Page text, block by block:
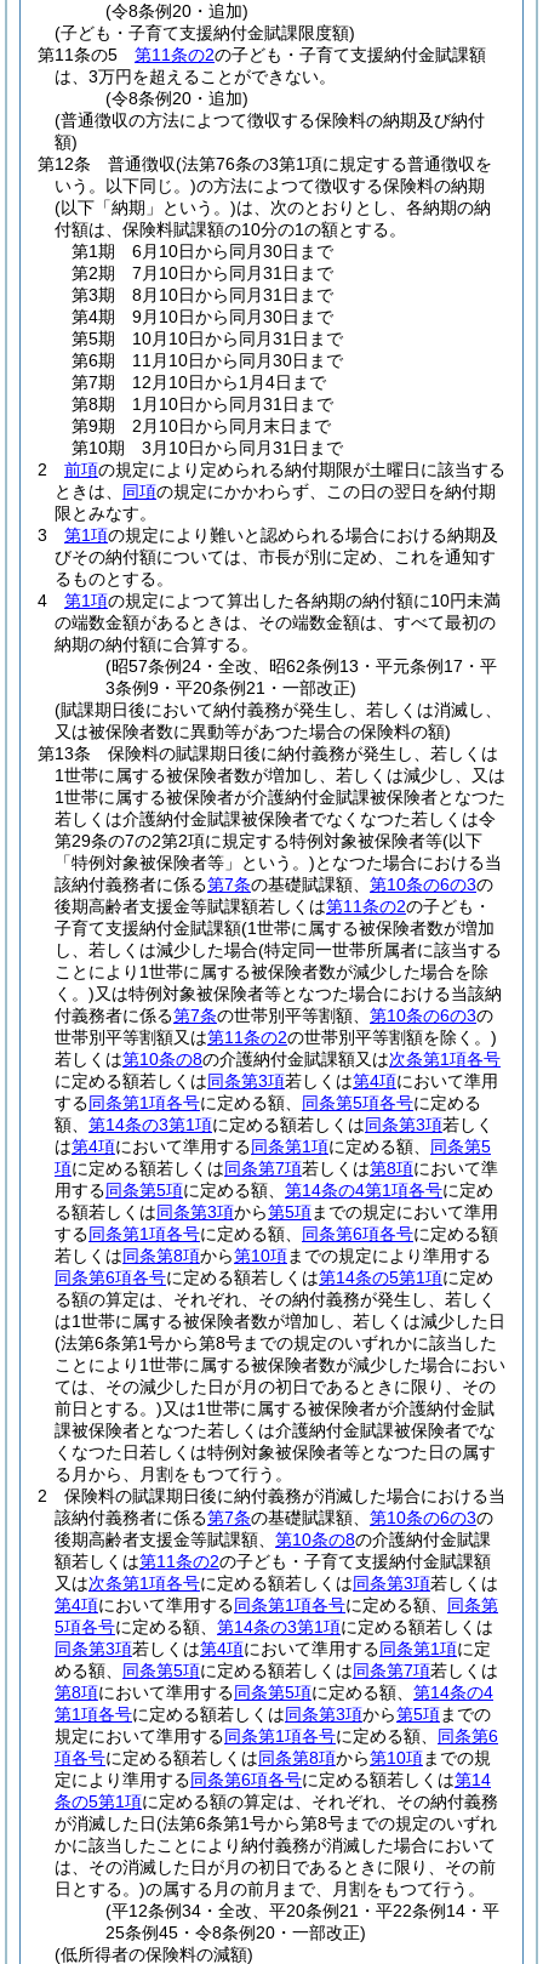
(令8条例20・追加)
(子ども・子育て支援納付金賦課限度額)
第11条の5
第11条の2の子ども・子育て支援納付金賦課額
は、3万円を超えることができない。
(令8条例20・追加)
(普通徴収の方法によつて徴収する保険料の納期及び納付
額)
第12条
普通徴収(法第76条の3第1項に規定する普通徴収を
いう。以下同じ。)の方法によつて徴収する保険料の納期
(以下「納期」という。)は、次のとおりとし、各納期の納
付額は、保険料賦課額の10分の1の額とする。
第1期 6月10日から同月30日まで
第2期 7月10日から同月31日まで
第3期 8月10日から同月31日まで
第4期 9月10日から同月30日まで
第5期 10月10日から同月31日まで
第6期 11月10日から同月30日まで
第7期 12月10日から1月4日まで
第8期 1月10日から同月31日まで
第9期 2月10日から同月末日まで
第10期 3月10日から同月31日まで
2
前項の規定により定められる納付期限が土曜日に該当する
ときは、 同項の規定にかかわらず、この日の翌日を納付期
限とみなす。
3
第1項の規定により難いと認められる場合における納期及
びその納付額については、市長が別に定め、これを通知す
るものとする。
4
第1項の規定によつて算出した各納期の納付額に10円未満
の端数金額があるときは、その端数金額は、すべて最初の
納期の納付額に合算する。
(昭57条例24・全改、昭62条例13・平元条例17・平
3条例9・平20条例21・一部改正)
(賦課期日後において納付義務が発生し、若しくは消滅し、
又は被保険者数に異動等があつた場合の保険料の額)
第13条
保険料の賦課期日後に納付義務が発生し、若しくは
1世帯に属する被保険者数が増加し、若しくは減少し、又は
1世帯に属する被保険者が介護納付金賦課被保険者となつた
若しくは介護納付金賦課被保険者でなくなつた若しくは令
第29条の7の2第2項に規定する特例対象被保険者等(以下
「特例対象被保険者等」という。)となつた場合における当
該納付義務者に係る第7条の基礎賦課額、 第10条の6の3の
後期高齢者支援金等賦課額若しくは第11条の2の子ども・
子育て支援納付金賦課額(1世帯に属する被保険者数が増加
し、若しくは減少した場合(特定同一世帯所属者に該当する
ことにより1世帯に属する被保険者数が減少した場合を除
く。)又は特例対象被保険者等となつた場合における当該納
付義務者に係る第7条の世帯別平等割額、 第10条の6の3の
世帯別平等割額又は第11条の2の世帯別平等割額を除く。)
若しくは第10条の8の介護納付金賦課額又は次条第1項各号
に定める額若しくは同条第3項若しくは第4項において準用
する同条第1項各号に定める額、 同条第5項各号に定める
額、 第14条の3第1項に定める額若しくは同条第3項若しく
は第4項において準用する同条第1項に定める額、 同条第5
項に定める額若しくは同条第7項若しくは第8項において準
用する同条第5項に定める額、 第14条の4第1項各号に定め
る額若しくは同条第3項から第5項までの規定において準用
する同条第1項各号に定める額、 同条第6項各号に定める額
若しくは同条第8項から第10項までの規定により準用する
同条第6項各号に定める額若しくは第14条の5第1項に定め
る額の算定は、それぞれ、その納付義務が発生し、若しく
は1世帯に属する被保険者数が増加し、若しくは減少した日
(法第6条第1号から第8号までの規定のいずれかに該当した
ことにより1世帯に属する被保険者数が減少した場合におい
ては、その減少した日が月の初日であるときに限り、その
前日とする。)又は1世帯に属する被保険者が介護納付金賦
課被保険者となつた若しくは介護納付金賦課被保険者でな
くなつた日若しくは特例対象被保険者等となつた日の属す
る月から、月割をもつて行う。
2
保険料の賦課期日後に納付義務が消滅した場合における当
該納付義務者に係る第7条の基礎賦課額、 第10条の6の3の
後期高齢者支援金等賦課額、 第10条の8の介護納付金賦課
額若しくは第11条の2の子ども・子育て支援納付金賦課額
又は次条第1項各号に定める額若しくは同条第3項若しくは
第4項において準用する同条第1項各号に定める額、 同条第
5項各号に定める額、 第14条の3第1項に定める額若しくは
同条第3項若しくは第4項において準用する同条第1項に定
める額、 同条第5項に定める額若しくは同条第7項若しくは
第8項において準用する同条第5項に定める額、 第14条の4
第1項各号に定める額若しくは同条第3項から第5項までの
規定において準用する同条第1項各号に定める額、 同条第6
項各号に定める額若しくは同条第8項から第10項までの規
定により準用する同条第6項各号に定める額若しくは第14
条の5第1項に定める額の算定は、それぞれ、その納付義務
が消滅した日(法第6条第1号から第8号までの規定のいずれ
かに該当したことにより納付義務が消滅した場合において
は、その消滅した日が月の初日であるときに限り、その前
日とする。)の属する月の前月まで、月割をもつて行う。
(平12条例34・全改、平20条例21・平22条例14・平
25条例45・令8条例20・一部改正)
(低所得者の保険料の減額)